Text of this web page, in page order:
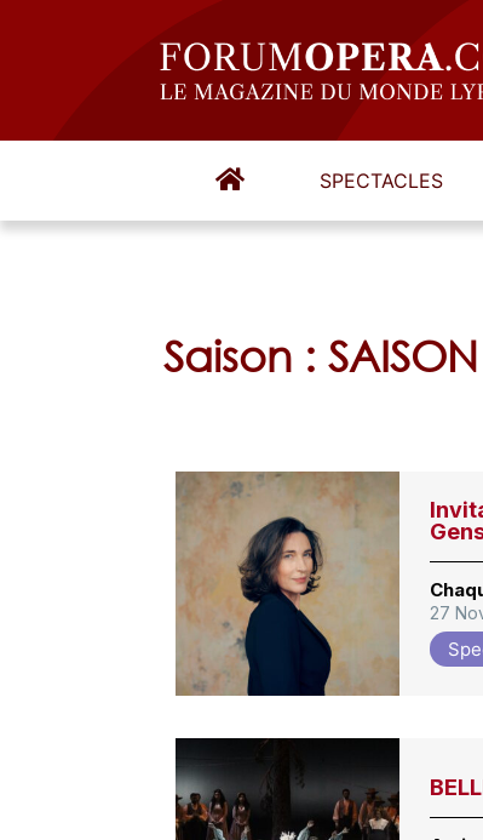
SPECTACLES
Saison :
27